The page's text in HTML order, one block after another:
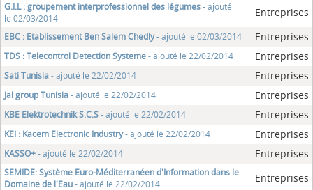
G.I.L : groupement interprofessionnel des légumes- ajouté
le 02/03/2014
Entreprises
EBC : Etablissement Ben Salem Chedly- ajouté le 02/03/2014 Entreprises
TDS : Telecontrol Detection Systeme- ajouté le 22/02/2014 Entreprises
Sati Tunisia- ajouté le 22/02/2014 Entreprises
Jal group Tunisia- ajouté le 22/02/2014 Entreprises
KBE Elektrotechnik S.C.S- ajouté le 22/02/2014 Entreprises
KEI : Kacem Electronic Industry- ajouté le 22/02/2014 Entreprises
KASSO+- ajouté le 22/02/2014 Entreprises
SEMIDE: Système Euro-Méditerranéen d'Information dans le
Domaine de l'Eau- ajouté le 22/02/2014 Entreprises